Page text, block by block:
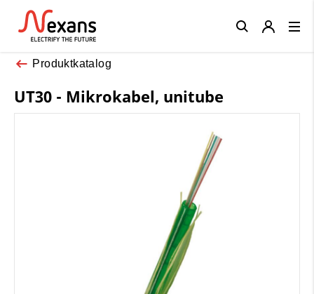
Produktkatalog
UT30 - Mikrokabel, unitube
Close